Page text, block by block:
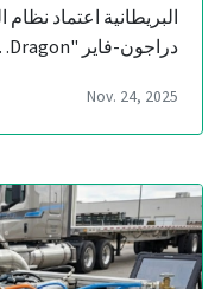
البريطانية اعتماد
دراجون-فاير "Dragon…
Nov. 24, 2025